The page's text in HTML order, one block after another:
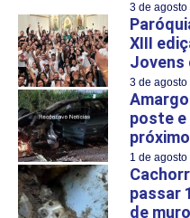
3 de agosto
XIII
Jovens
3 de agosto
poste e
1 de
passar
de muro